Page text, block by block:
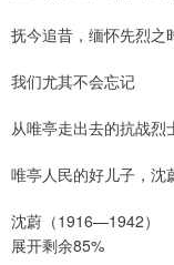
抚今追昔，缅怀先烈之
我们尤其不会忘记
从唯亭走出去的抗战
唯亭人民的好儿子，沈
沈蔚（1916—1942）
展开剩余85%